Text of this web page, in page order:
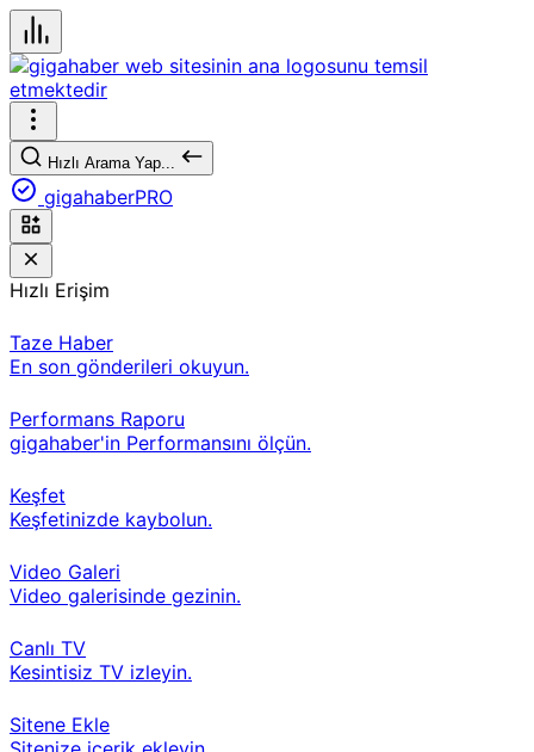
Hızlı Arama Yap...
gigahaberPRO
Hızlı Erişim
Taze Haber
En son gönderileri okuyun.
Performans Raporu
gigahaber'in Performansını ölçün.
Keşfet
Keşfetinizde kaybolun.
Video Galeri
Video galerisinde gezinin.
Canlı TV
Kesintisiz TV izleyin.
Sitene Ekle